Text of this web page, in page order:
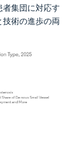
集団に対応す
技術の進歩の両